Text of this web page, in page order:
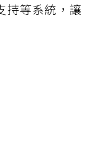
持等系統，讓